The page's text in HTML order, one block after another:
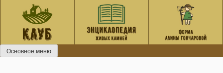
содержанию
Основное меню